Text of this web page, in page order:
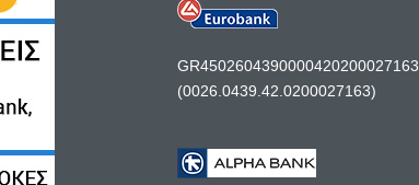
GR4502604390000420200027163
(0026.0439.42.0200027163)